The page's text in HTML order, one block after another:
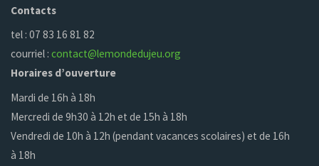
Contacts
tel : 07 83 16 81 82
courriel :contact@lemondedujeu.org
Horaires d’ouverture
Mardi de 16h à 18h
Mercredi de 9h30 à 12h et de 15h à 18h
Vendredi de 10h à 12h (pendant vacances scolaires) et de 16h
à 18h